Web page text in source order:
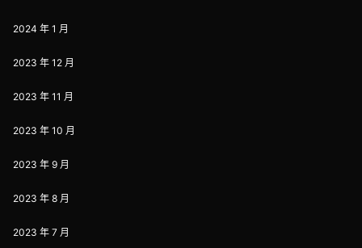
2024 年 1 月
2023 年 12 月
2023 年 11 月
2023 年 10 月
2023 年 9 月
2023 年 8 月
2023 年 7 月